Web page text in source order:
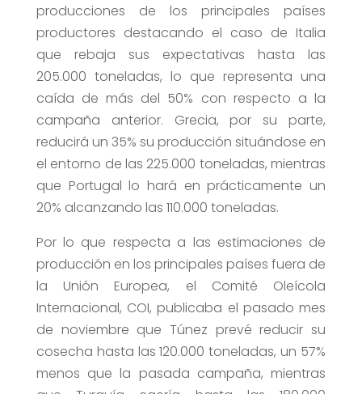
producciones de los principales países
productores destacando el caso de Italia
que rebaja sus expectativas hasta las
205.000 toneladas, lo que representa una
caída de más del 50% con respecto a la
campaña anterior. Grecia, por su parte,
reducirá un 35% su producción situándose en
el entorno de las 225.000 toneladas, mientras
que Portugal lo hará en prácticamente un
20% alcanzando las 110.000 toneladas.
Por lo que respecta a las estimaciones de
producción en los principales países fuera de
la Unión Europea, el Comité Oleícola
Internacional, COI, publicaba el pasado mes
de noviembre que Túnez prevé reducir su
cosecha hasta las 120.000 toneladas, un 57%
menos que la pasada campaña, mientras